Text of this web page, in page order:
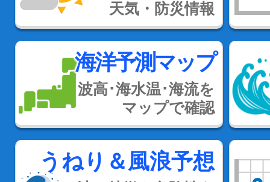
天気・防災情報
海洋予測マップ
波高･海水温･海流を
マップで確認
うねり＆風浪予想